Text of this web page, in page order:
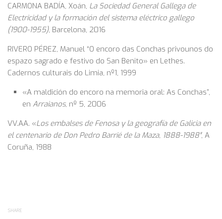
CARMONA BADÍA, Xoán, La Sociedad General Gallega de
Electricidad y la formación del sistema eléctrico gallego
(1900-1955), Barcelona, 2016
RIVERO PÉREZ, Manuel “O encoro das Conchas privounos do
espazo sagrado e festivo do San Benito» en Lethes.
Cadernos culturais do Limia, nº1, 1999
«A maldición do encoro na memoria oral: As Conchas”,
en Arraianos, nº 5, 2006
VV.AA. «Los embalses de Fenosa y la geografía de Galicia en
el centenario de Don Pedro Barrié de la Maza, 1888-1988″, A
Coruña, 1988
SHARE